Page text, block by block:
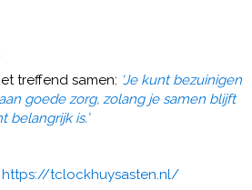
treffend samen: ‘Je kunt bezuinigen
goede zorg, zolang je samen blijft
is.’
https://tclockhuysasten.nl/